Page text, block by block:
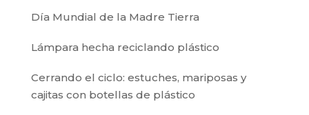
Día Mundial de la Madre Tierra
Lámpara hecha reciclando plástico
Cerrando el ciclo: estuches, mariposas y
cajitas con botellas de plástico